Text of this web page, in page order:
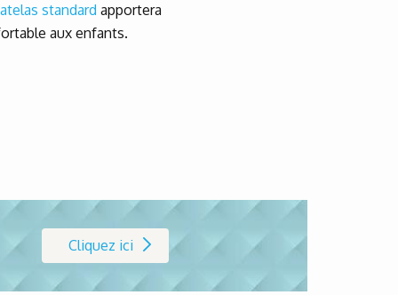
standard apportera
aux enfants.
Cliquez ici